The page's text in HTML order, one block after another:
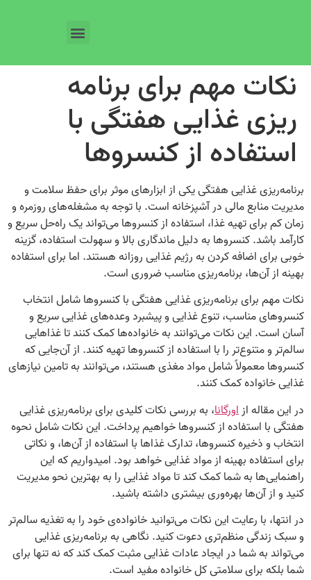
نکات مهم برای برنامه
ریزی غذایی هفتگی با
استفاده از کنسروها
برنامه‌ریزی غذایی هفتگی یکی از ابزارهای موثر برای حفظ سلامت و
مدیریت منابع مالی در آشپزخانه است. با توجه به مشغله‌های روزمره و
زمان کم برای تهیه غذا، استفاده از کنسروها می‌تواند یک راه‌حل سریع و
کارآمد باشد. کنسروها به دلیل ماندگاری بالا و سهولت استفاده، گزینه
خوبی برای اضافه کردن به رژیم غذایی روزانه هستند. اما برای استفاده
بهینه از آن‌ها، برنامه‌ریزی مناسب ضروری است.
نکات مهم برای برنامه‌ریزی غذایی هفتگی با کنسروها شامل انتخاب
کنسروهای مناسب، تنوع غذایی و پیشبرد وعده‌های غذایی سریع و
آسان است. این نکات می‌توانند به خانواده‌ها کمک کنند تا غذاهایی
سالم‌تر و متنوع‌تر را با استفاده از کنسروها تهیه کنند. از آن‌جایی که
کنسروها معمولاً شامل مواد مغذی هستند، می‌توانند به تامین نیازهای
غذایی خانواده کمک کنند.
در این مقاله ازاورگانا، به بررسی نکات کلیدی برای برنامه‌ریزی غذایی
هفتگی با استفاده از کنسروها خواهیم پرداخت. این نکات شامل نحوه
انتخاب و ذخیره کنسروها، تدارک غذاها با استفاده از آن‌ها، و نکاتی
برای استفاده بهینه از مواد غذایی خواهد بود. امیدواریم که این
راهنمایی‌ها به شما کمک کند تا مواد غذایی را به بهترین نحو مدیریت
کنید و از آن‌ها بهره‌وری بیشتری داشته باشید.
در انتها، با رعایت این نکات می‌توانید خانواده‌ی خود را به تغذیه سالم‌تر
و سبک زندگی منظم‌تری دعوت کنید. نگاهی به برنامه‌ریزی غذایی
می‌تواند به شما در ایجاد عادات غذایی مثبت کمک کند که نه تنها برای
شما بلکه برای سلامتی کل خانواده مفید است.